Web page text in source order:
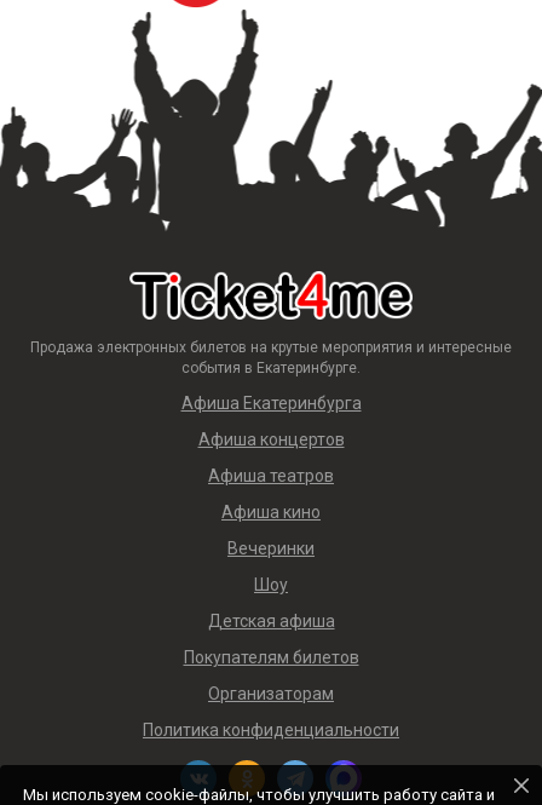
Продажа электронных билетов на крутые мероприятия и интересные
события в Екатеринбурге.
Афиша Екатеринбурга
Афиша концертов
Афиша театров
Афиша кино
Вечеринки
Шоу
Детская афиша
Покупателям билетов
Организаторам
Политика конфиденциальности
Мы используем cookie-файлы, чтобы улучшить работу сайта и